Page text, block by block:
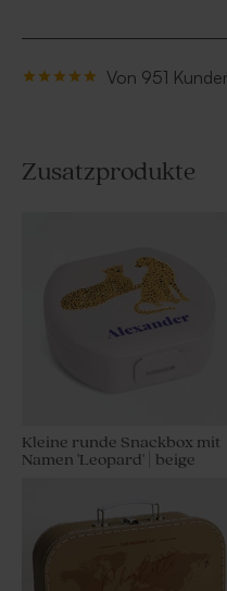
Von 951
Zusatzprodukte
Kleine runde Snackbox mit
Namen 'Leopard' | beige